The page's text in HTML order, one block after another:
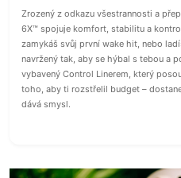
Zrozený z odkazu všestrannosti a
6X™ spojuje komfort, stabilitu a
zamykáš svůj první wake hit, nebo
navržený tak, aby se hýbal s tebou a
vybavený Control Linerem, který
toho, aby ti rozstřelil budget –
dává smysl.